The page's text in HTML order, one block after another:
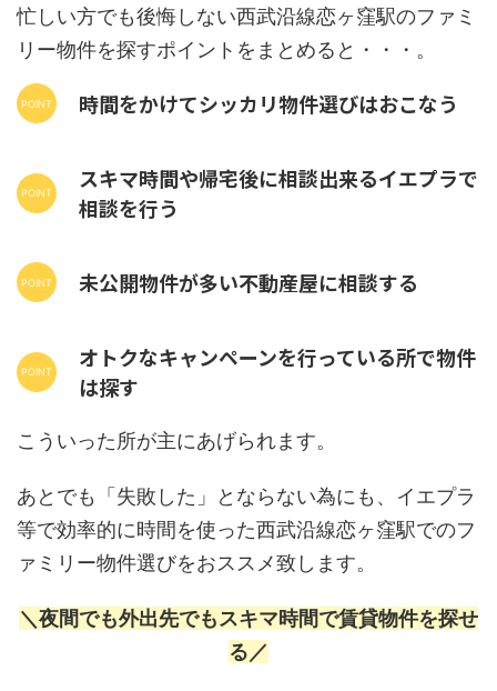
忙しい方でも後悔しない西武沿線恋ヶ窪駅のファミ
リー物件を探すポイントをまとめると・・・。
時間をかけてシッカリ物件選びはおこなう
スキマ時間や帰宅後に相談出来るイエプラで
相談を行う
未公開物件が多い不動産屋に相談する
オトクなキャンペーンを行っている所で物件
は探す
こういった所が主にあげられます。
あとでも「失敗した」とならない為にも、イエプラ
等で効率的に時間を使った西武沿線恋ヶ窪駅でのフ
ァミリー物件選びをおススメ致します。
＼夜間でも外出先でもスキマ時間で賃貸物件を探せ
る／